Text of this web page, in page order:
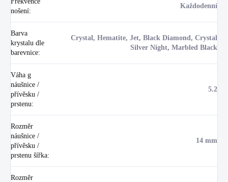
nošení:
Každodenní
Barva
krystalu dle
barevnice:
Crystal, Hematite, Jet, Black Diamond, Crystal
Silver Night, Marbled Black
Váha g
náušnice /
přívěsku /
prstenu:
5.2
Rozměr
náušnice /
přívěsku /
prstenu šířka:
14 mm
Rozměr